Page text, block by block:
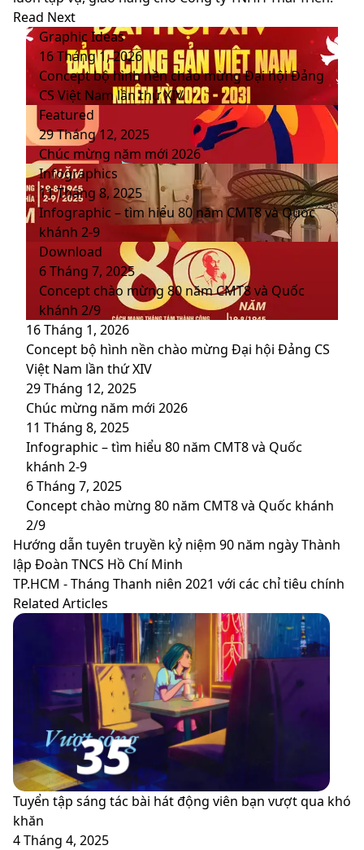
Website
Facebook
LinkedIn
YouTube
Read Next
Graphic Ideas
16 Tháng 1, 2026
Concept bộ hình nền chào mừng Đại hội Đảng
CS Việt Nam lần thứ XIV
Featured
29 Tháng 12, 2025
Chúc mừng năm mới 2026
Infographics
11 Tháng 8, 2025
Infographic – tìm hiểu 80 năm CMT8 và Quốc
khánh 2-9
Download
6 Tháng 7, 2025
Concept chào mừng 80 năm CMT8 và Quốc
khánh 2/9
16 Tháng 1, 2026
Concept bộ hình nền chào mừng Đại hội Đảng CS
Việt Nam lần thứ XIV
29 Tháng 12, 2025
Chúc mừng năm mới 2026
11 Tháng 8, 2025
Infographic – tìm hiểu 80 năm CMT8 và Quốc
khánh 2-9
6 Tháng 7, 2025
Concept chào mừng 80 năm CMT8 và Quốc khánh
2/9
Hướng
dẫn
tuyên
truyền
kỷ
ngày
Thành
lập
Đoàn
TNCS
Hồ
Chí
Minh
Hướng dẫn tuyên truyền kỷ niệm 90 năm ngày Thành
lập Đoàn TNCS Hồ Chí Minh
TP.HCM
-
Tháng
chỉ
tiêu
chính
TP.HCM - Tháng Thanh niên 2021 với các chỉ tiêu chính
Related Articles
Tuyển tập sáng tác bài hát động viên bạn vượt qua khó
khăn
4 Tháng 4, 2025